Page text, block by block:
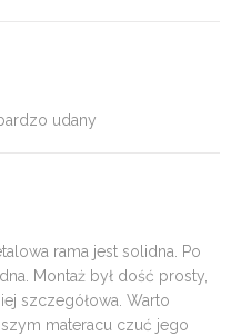
udany
rama jest solidna. Po
Montaż był dość prosty,
szczegółowa. Warto
materacu czuć jego